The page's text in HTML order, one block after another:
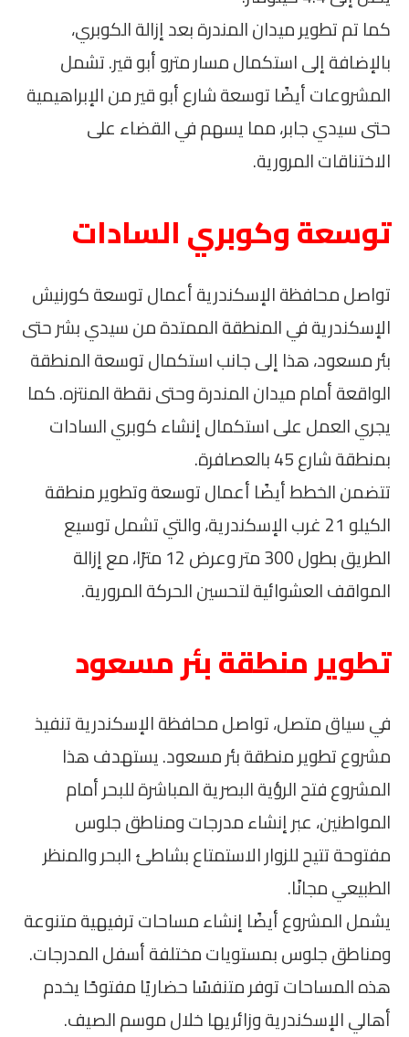
كما تم تطوير ميدان المندرة بعد إزالة الكوبري،
بالإضافة إلى استكمال مسار مترو أبو قير. تشمل
المشروعات أيضًا توسعة شارع أبو قير من الإبراهيمية
حتى سيدي جابر، مما يسهم في القضاء على
الاختناقات المرورية.
توسعة وكوبري السادات
تواصل محافظة الإسكندرية أعمال توسعة كورنيش
الإسكندرية في المنطقة الممتدة من سيدي بشر حتى
بئر مسعود، هذا إلى جانب استكمال توسعة المنطقة
الواقعة أمام ميدان المندرة وحتى نقطة المنتزه. كما
يجري العمل على استكمال إنشاء كوبري السادات
بمنطقة شارع 45 بالعصافرة.
تتضمن الخطط أيضًا أعمال توسعة وتطوير منطقة
الكيلو 21 غرب الإسكندرية، والتي تشمل توسيع
الطريق بطول 300 متر وعرض 12 مترًا، مع إزالة
المواقف العشوائية لتحسين الحركة المرورية.
تطوير منطقة بئر مسعود
في سياق متصل، تواصل محافظة الإسكندرية تنفيذ
مشروع تطوير منطقة بئر مسعود. يستهدف هذا
المشروع فتح الرؤية البصرية المباشرة للبحر أمام
المواطنين، عبر إنشاء مدرجات ومناطق جلوس
مفتوحة تتيح للزوار الاستمتاع بشاطئ البحر والمنظر
الطبيعي مجانًا.
يشمل المشروع أيضًا إنشاء مساحات ترفيهية متنوعة
ومناطق جلوس بمستويات مختلفة أسفل المدرجات.
هذه المساحات توفر متنفسًا حضاريًا مفتوحًا يخدم
أهالي الإسكندرية وزائريها خلال موسم الصيف.